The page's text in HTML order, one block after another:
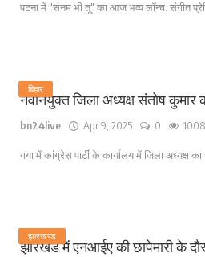
पटना में "सनम भी तू" का आज भव्य लॉन्च: संगीत
बिहार
नवनियुक्त जिला अध्यक्ष संतोष कुमार
bn24live Apr 9, 2025 0 1008
गया में कांग्रेस पार्टी के कार्यालय में जिला अध्यक्ष का
झारखण्ड
झारखंड में एनआईए की छापेमारी के